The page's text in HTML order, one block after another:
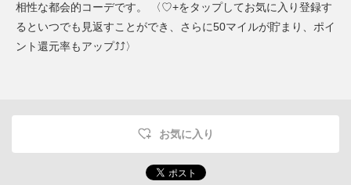
相性な都会的コーデです。 〈♡+をタップしてお気に入り登録す
るといつでも見返すことができ、さらに50マイルが貯まり、ポイ
ント還元率もアップ⤴︎⤴︎〉
お気に入り